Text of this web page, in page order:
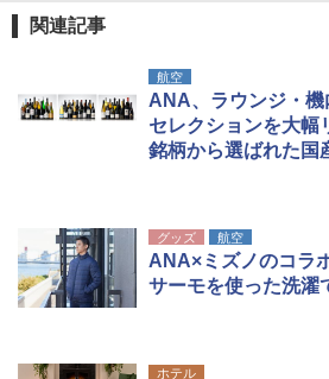
保護 日光可読lcd 7
￥7,299
関連記事
航空
ANA、ラウンジ・
セレクションを大幅
銘柄から選ばれた国
グッズ 航空
ANA×ミズノのコラ
サーモを使った洗濯
ホテル